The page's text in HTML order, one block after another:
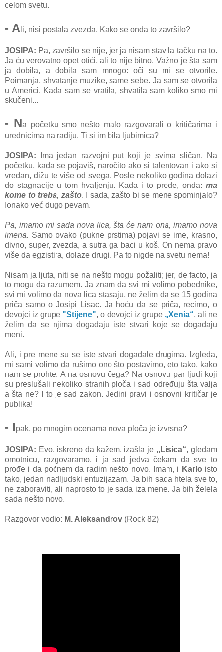
celom svetu.
- A li, nisi postala zvezda. Kako se onda to završilo?
JOSIPA: Pa, završilo se nije, jer ja nisam stavila tačku na to.
Ja ću verovatno opet otići, ali to nije bitno. Važno je šta sam
ja dobila, a dobila sam mnogo: oči su mi se otvorile.
Poimanja, shvatanje muzike, same sebe. Ja sam se otvorila
u Americi. Kada sam se vratila, shvatila sam koliko smo mi
skučeni...
- Na početku smo nešto malo razgovarali o kritičarima i
urednicima na radiju. Ti si im bila ljubimica?
JOSIPA: Ima jedan razvojni put koji je svima sličan. Na
početku, kada se pojaviš, naročito ako si talentovan i ako si
vredan, dižu te više od svega. Posle nekoliko godina dolazi
do stagnacije u tom hvaIjenju. Kada i to prođe, onda: ma
kome to treba, zašto. I sada, zašto bi se mene spominjalo?
Ionako već dugo pevam.
Pa, imamo mi sada nova lica, šta će nam ona, imamo nova
imena. Samo ovako (pukne prstima) pojavi se ime, krasno,
divno, super, zvezda, a sutra ga baci u koš. On nema pravo
više da egzistira, dolaze drugi. Pa to nigde na svetu nema!
Nisam ja ljuta, niti se na nešto mogu požaliti; jer, de facto, ja
to mogu da razumem. Ja znam da svi mi volimo pobednike,
svi mi volimo da nova lica stasaju, ne želim da se 15 godina
priča samo o Josipi Lisac. Ja hoću da se priča, recimo, o
devojci iz grupe "Stijene", o devojci iz grupe ,,Xenia“, ali ne
želim da se njima događaju iste stvari koje se događaju
meni.
Ali, i pre mene su se iste stvari događale drugima. Izgleda,
mi sami volimo da rušimo ono što postavimo, eto tako, kako
nam se prohte. A na osnovu čega? Na osnovu par ljudi koji
su preslušali nekoliko stranih ploča i sad određuju šta valja
a šta ne? I to je sad zakon. Jedini pravi i osnovni kritičar je
publika!
- Ipak, po mnogim ocenama nova ploča je izvrsna?
JOSIPA: Evo, iskreno da kažem, izašla je ,,Lisica“, gledam
omotnicu, razgovaramo, i ja sad jedva čekam da sve to
prođe i da počnem da radim nešto novo. Imam, i Karlo isto
tako, jedan nadljudski entuzijazam. Ja bih sada htela sve to,
ne zaboraviti, ali naprosto to je sada iza mene. Ja bih želela
sada nešto novo.
Razgovor vodio: M. Aleksandrov (Rock 82)